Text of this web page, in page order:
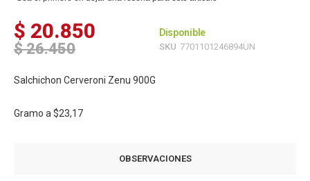
$ 20.850
$ 26.450
Disponible
SKU 7701101246894UN
Salchichon Cerveroni Zenu 900G
Gramo a $23,17
OBSERVACIONES